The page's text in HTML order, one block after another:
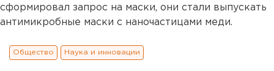
сформировал запрос на маски, они стали выпускать
антимикробные маски с наночастицами меди.
Общество Наука и инновации